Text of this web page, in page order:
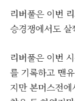
리버풀은 이번
승경쟁에서도
리버풀은 이번
를 기록하고 맨
지만 본머스전